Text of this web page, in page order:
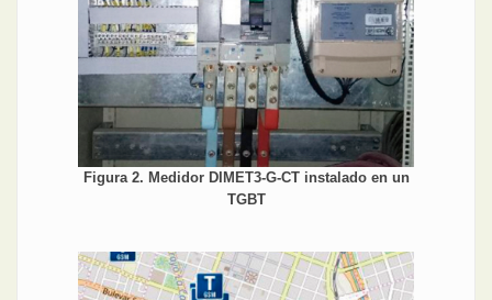
Figura 2. Medidor DIMET3-G-CT instalado en un
TGBT